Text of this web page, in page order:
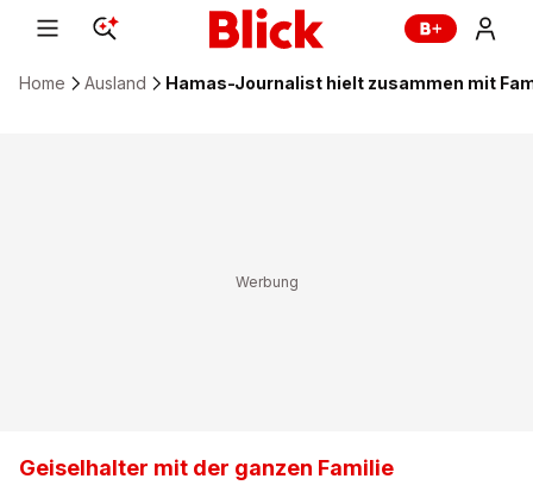
Home Ausland Hamas-Journalist hielt zusammen mit
Geiselhalter mit der ganzen Familie